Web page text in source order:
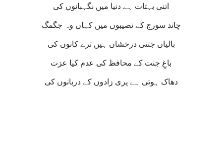
اتنی بہتات ہے دنیا میں نگہبانوں کی
چاند سورج کے نصیبوں میں کہاں وہ جگمگ
بالیاں جتنی درخشاں ہیں ترے کانوں کی
باغِ جنت کے محافظ کی عدم کیا عزت
دھاک ہوتی ہے پری زادوں کے دربانوں کی